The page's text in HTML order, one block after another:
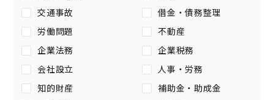
交通事故
借金・債務整理
労働問題
不動産
企業法務
企業税務
会社設立
人事・労務
知的財産
補助金・助成金